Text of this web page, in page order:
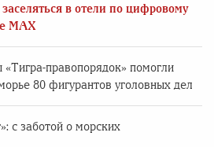
в отели по цифровому
MAX
«Тигра-правопорядок» помогли
80 фигурантов уголовных дел
с заботой о морских